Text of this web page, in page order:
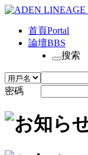
首頁Portal
論壇BBS
搜索
密碼